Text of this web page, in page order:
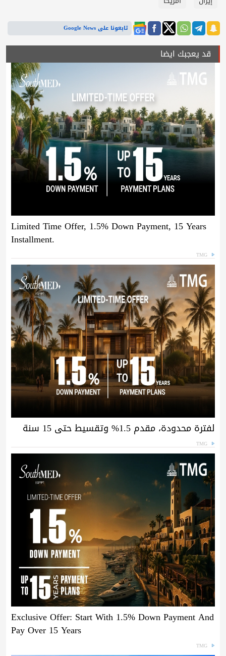
تابعونا على Google News
قد يعجبك ايضا
Limited Time Offer, 1.5% Down Payment, 15 Years
Installment.
TMG
لفترة محدودة، مقدم 1.5% وتقسيط حتى 15 سنة
TMG
Exclusive Offer: Start With 1.5% Down Payment And
Pay Over 15 Years
TMG